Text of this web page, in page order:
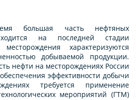
большая часть нефтяных
на последней стадии
характеризуются
добываемой продукции.
нефти на месторождениях России
эффективности добычи
требуется применение
мероприятий (ГТМ)